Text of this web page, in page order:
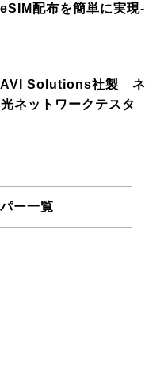
配布を簡単に実現-
Solutions社製 ネ
ネットワークテスタ
ー一覧